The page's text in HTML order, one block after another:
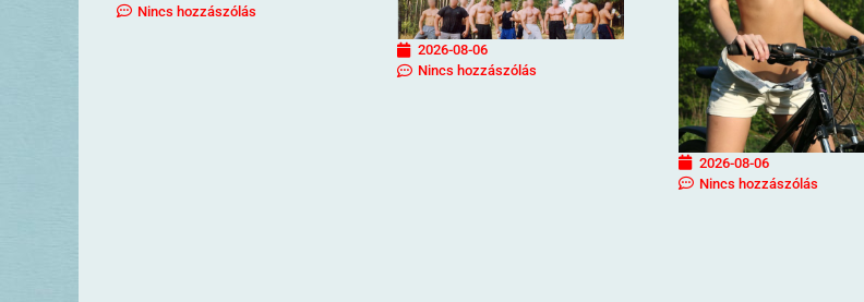
Nincs hozzászólás
2026-08-06
Nincs hozzászólás
2026-08-06
Nincs hozzászólás